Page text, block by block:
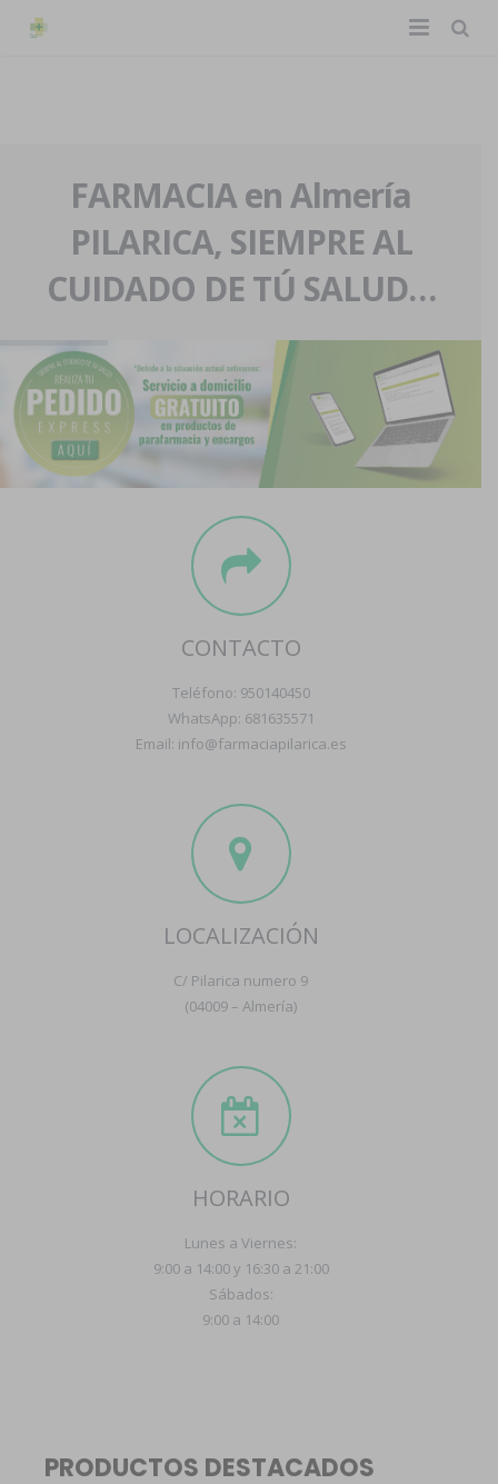
La farmacia
Nuestra historia
Nuestro equipo
Eventos
Servicios y reservas
Pedidos express
Blog
Contacto
Boletín
FARMACIA en Almería
PILARICA, SIEMPRE AL
CUIDADO DE TÚ SALUD…
CONTACTO
Teléfono: 950140450
WhatsApp: 681635571
Email: info@farmaciapilarica.es
LOCALIZACIÓN
C/ Pilarica numero 9
(04009 – Almería)
HORARIO
Lunes a Viernes:
9:00 a 14:00 y 16:30 a 21:00
Sábados:
9:00 a 14:00